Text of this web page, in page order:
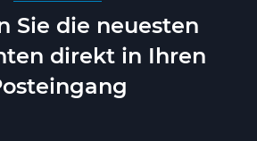
Sie die neuesten
direkt in Ihren